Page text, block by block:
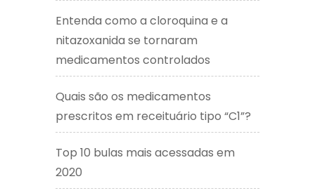
Entenda como a cloroquina e a
nitazoxanida se tornaram
medicamentos controlados
Quais são os medicamentos
prescritos em receituário tipo “C1”?
Top 10 bulas mais acessadas em
2020